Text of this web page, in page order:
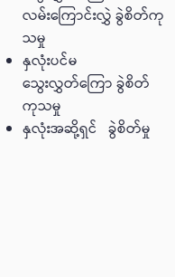
လမ်းကြောင်းလွှဲ ခွဲစိတ်ကု
သမှု
နှလုံးပင်မ
သွေးလွှတ်ကြော ခွဲစိတ်
ကုသမှု
နှလုံးအဆို့ရှင် ခွဲစိတ်မှု